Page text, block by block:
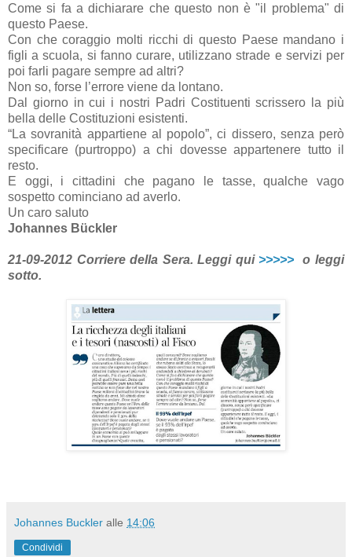
Come si fa a dichiarare che questo non è "il problema" di
questo Paese.
Con che coraggio molti ricchi di questo Paese mandano i
figli a scuola, si fanno curare, utilizzano strade e servizi per
poi farli pagare sempre ad altri?
Non so, forse l’errore viene da lontano.
Dal giorno in cui i nostri Padri Costituenti scrissero la più
bella delle Costituzioni esistenti.
“La sovranità appartiene al popolo”, ci dissero, senza però
specificare (purtroppo) a chi dovesse appartenere tutto il
resto.
E oggi, i cittadini che pagano le tasse, qualche vago
sospetto cominciano ad averlo.
Un caro saluto
Johannes Bückler
21-09-2012 Corriere della Sera. Leggi qui >>>>>
o leggi
sotto.
Johannes Buckler alle 14:06
Condividi